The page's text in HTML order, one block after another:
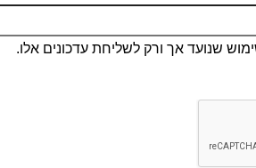
שנועד אך ורק לשליחת עדכונים אלו.